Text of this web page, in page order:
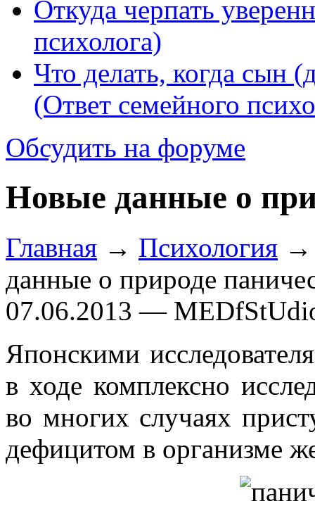
Откуда черпать
психолога)
Что делать, когда сын
(Ответ семейного
Обсудить на форуме
Новые данные о
Главная → Психология
данные о природе
07.06.2013 —
Японскими
в ходе комплексно
во многих случаях
дефицитом в организме